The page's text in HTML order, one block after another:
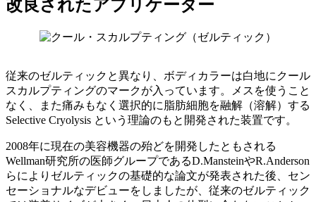
改良されたアプリケーター
従来のゼルティックと異なり、ボディカラーは白地にクール
スカルプティングのマークが入っています。メスを使うこと
なく、また痛みもなく選択的に脂肪細胞を融解（溶解）する
Selective Cryolysis という理論のもと開発された装置です。
2008年に現在の美容機器の殆どを開発したともされる
Wellman研究所の医師グループであるD.MansteinやR.Anderson
らによりゼルティックの基礎的な論文が発表された後、セン
セーショナルなデビューをしましたが、従来のゼルティック